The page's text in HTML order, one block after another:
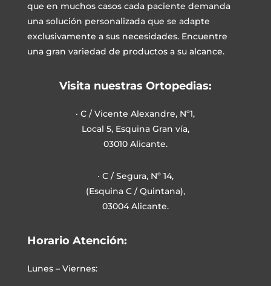
que en muchos casos cada paciente demanda
una solución personalizada que se adapte
exclusivamente a sus necesidades. Encuentre
una gran variedad de productos a su alcance.
Visita nuestras Ortopedias:
· C / Vicente Alexandre, Nº1,
Local 5, Esquina Gran vía,
03010 Alicante.
· C / Segura, Nº 14,
(Esquina C / Quintana),
03004 Alicante.
Horario Atención:
Lunes – Viernes: